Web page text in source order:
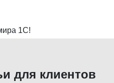
1С!
для клиентов